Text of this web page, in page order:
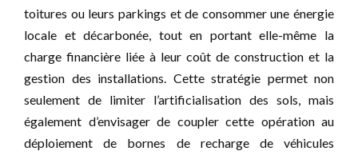
toitures ou leurs parkings et de consommer une énergie
locale et décarbonée, tout en portant elle-même la
charge financière liée à leur coût de construction et la
gestion des installations. Cette stratégie permet non
seulement de limiter l’artificialisation des sols, mais
également d’envisager de coupler cette opération au
déploiement de bornes de recharge de véhicules